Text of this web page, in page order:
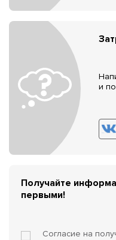
и
Получайте
первыми!
Согласие на